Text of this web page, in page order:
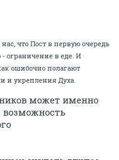
что Пост в первую очередь
ограничение в еде. И
ошибочно полагают
и укрепления Духа.
может именно
возможность